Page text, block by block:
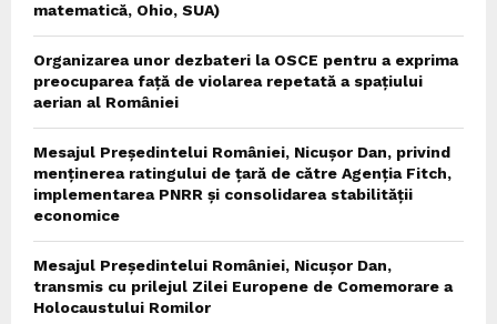
matematică, Ohio, SUA)
Organizarea unor dezbateri la OSCE pentru a exprima
preocuparea față de violarea repetată a spațiului
aerian al României
Mesajul Președintelui României, Nicușor Dan, privind
menținerea ratingului de țară de către Agenția Fitch,
implementarea PNRR și consolidarea stabilității
economice
Mesajul Președintelui României, Nicușor Dan,
transmis cu prilejul Zilei Europene de Comemorare a
Holocaustului Romilor